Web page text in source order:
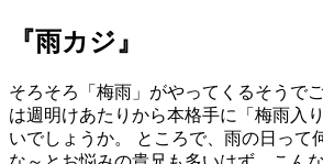
『雨カジ』
そろそろ「梅雨」がやってくるそうで
は週明けあたりから本格手に「梅雨入
いでしょうか。 ところで、雨の日って